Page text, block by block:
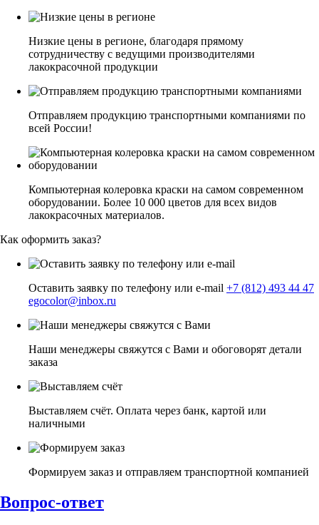
Низкие цены в регионе, благодаря прямому
сотрудничеству с ведущими производителями
лакокрасочной продукции
Отправляем продукцию транспортными компаниями по
всей России!
Компьютерная колеровка краски на самом современном
оборудовании. Более 10 000 цветов для всех видов
лакокрасочных материалов.
Как оформить заказ?
Оставить заявку по телефону или e-mail +7 (812) 493 44 47
egocolor@inbox.ru
Наши менеджеры свяжутся с Вами и обоговорят детали
заказа
Выставляем счёт. Оплата через банк, картой или
наличными
Формируем заказ и отправляем транспортной компанией
Вопрос-ответ